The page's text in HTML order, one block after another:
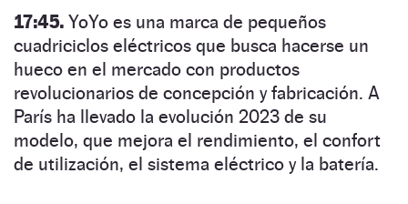
17:45. YoYo es una marca de pequeños
cuadriciclos eléctricos que busca hacerse un
hueco en el mercado con productos
revolucionarios de concepción y fabricación. A
París ha llevado la evolución 2023 de su
modelo, que mejora el rendimiento, el confort
de utilización, el sistema eléctrico y la batería.